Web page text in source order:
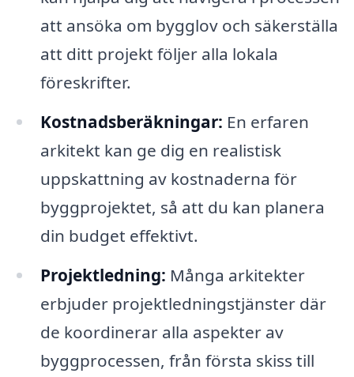
att ansöka om bygglov och säkerställa
att ditt projekt följer alla lokala
föreskrifter.
Kostnadsberäkningar: En erfaren
arkitekt kan ge dig en realistisk
uppskattning av kostnaderna för
byggprojektet, så att du kan planera
din budget effektivt.
Projektledning: Många arkitekter
erbjuder projektledningstjänster där
de koordinerar alla aspekter av
byggprocessen, från första skiss till